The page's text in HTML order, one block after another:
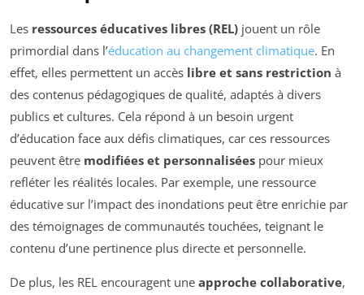
Les ressources éducatives libres (REL) jouent un rôle
primordial dans l’éducation au changement climatique. En
effet, elles permettent un accès libre et sans restriction à
des contenus pédagogiques de qualité, adaptés à divers
publics et cultures. Cela répond à un besoin urgent
d’éducation face aux défis climatiques, car ces ressources
peuvent être modifiées et personnalisées pour mieux
refléter les réalités locales. Par exemple, une ressource
éducative sur l’impact des inondations peut être enrichie par
des témoignages de communautés touchées, teignant le
contenu d’une pertinence plus directe et personnelle.
De plus, les REL encouragent une approche collaborative,